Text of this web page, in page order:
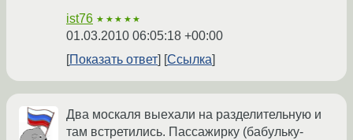
ist76 ★★★★★
01.03.2010 06:05:18 +00:00
Показать ответ
Ссылка
Два москаля выехали на разделительную и
там встретились. Пассажирку (бабульку-